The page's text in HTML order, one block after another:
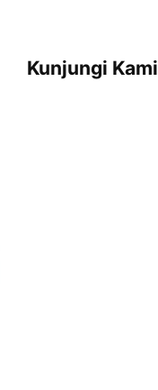
Kunjungi Kami